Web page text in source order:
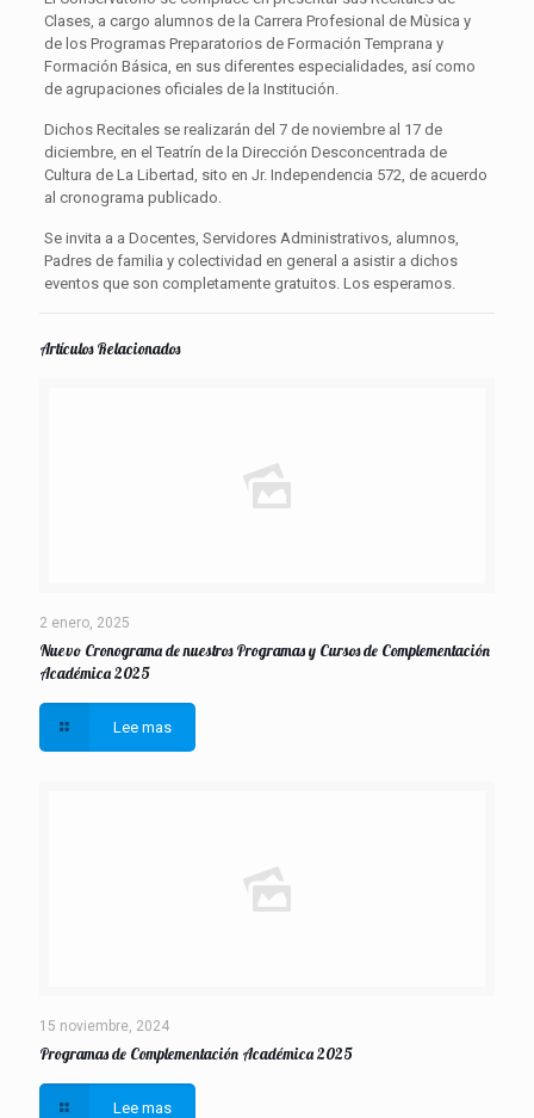
Clases, a cargo alumnos de la Carrera Profesional de Mùsica y
de los Programas Preparatorios de Formación Temprana y
Formación Básica, en sus diferentes especialidades, así como
de agrupaciones oficiales de la Institución.
Dichos Recitales se realizarán del 7 de noviembre al 17 de
diciembre, en el Teatrín de la Dirección Desconcentrada de
Cultura de La Libertad, sito en Jr. Independencia 572, de acuerdo
al cronograma publicado.
Se invita a a Docentes, Servidores Administrativos, alumnos,
Padres de familia y colectividad en general a asistir a dichos
eventos que son completamente gratuitos. Los esperamos.
Artículos Relacionados
2 enero, 2025
Nuevo Cronograma de nuestros Programas y Cursos de Complementación
Académica 2025
Lee mas
15 noviembre, 2024
Programas de Complementación Académica 2025
Lee mas